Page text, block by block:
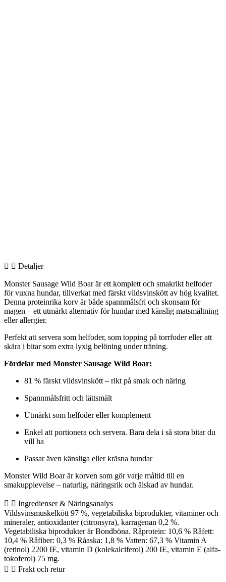
Detaljer
Monster Sausage Wild Boar är ett komplett och smakrikt helfoder
för vuxna hundar, tillverkat med färskt vildsvinskött av hög kvalitet.
Denna proteinrika korv är både spannmålsfri och skonsam för
magen – ett utmärkt alternativ för hundar med känslig matsmältning
eller allergier.
Perfekt att servera som helfoder, som topping på torrfoder eller att
skära i bitar som extra lyxig belöning under träning.
Fördelar med Monster Sausage Wild Boar:
81 % färskt vildsvinskött – rikt på smak och näring
Spannmålsfritt och lättsmält
Utmärkt som helfoder eller komplement
Enkel att portionera och servera. Bara dela i så stora bitar du
vill ha
Passar även känsliga eller kräsna hundar
Monster Wild Boar är korven som gör varje måltid till en
smakupplevelse – naturlig, näringsrik och älskad av hundar.
Ingredienser & Näringsanalys
Vildsvinsmuskelkött 97 %, vegetabiliska biprodukter, vitaminer och
mineraler, antioxidanter (citronsyra), karragenan 0,2 %. ‍
Vegetabiliska biprodukter är Bondböna. Råprotein: 10,6 % Råfett:
10,4 % Råfiber: 0,3 % Råaska: 1,8 % Vatten: 67,3 % Vitamin A
(retinol) 2200 IE, vitamin D (kolekalciferol) 200 IE, vitamin E (alfa-
tokoferol) 75 mg.
Frakt och retur